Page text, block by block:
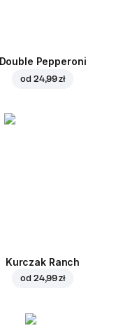
Double Pepperoni
od 24,99 zł
Kurczak Ranch
od 24,99 zł